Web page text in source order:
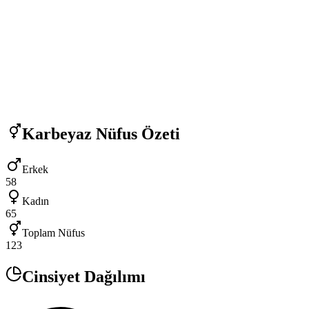
Karbeyaz Nüfus Özeti
Erkek
58
Kadın
65
Toplam Nüfus
123
Cinsiyet Dağılımı